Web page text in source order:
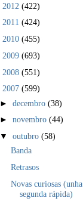
2012 (422)
2011 (424)
2010 (455)
2009 (693)
2008 (551)
2007 (599)
►decembro(38)
►novembro(44)
▼outubro(58)
Banda
Retrasos
Novas curiosas (unha
segunda rápida)